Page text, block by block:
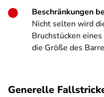
Beschränkungen
Nicht selten wird
Bruchstücken
die Größe des
Generelle